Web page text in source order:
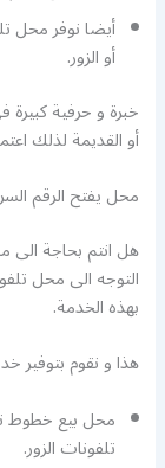
أو الزور.
خبرة و حرفية كبيرة
أو القديمة لذلك
محل يفتح الرقم
هل انتم بحاجة الى
التوجه الى محل
بهذه الخدمة.
هذا و نقوم بتوفير
محل بيع خطوط
تلفونات الزور.